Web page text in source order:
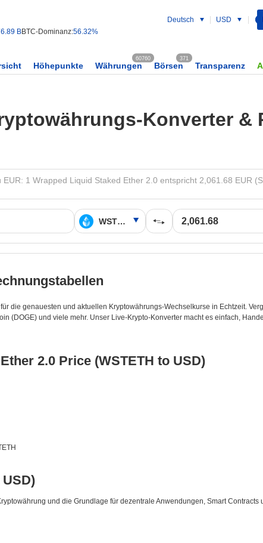
BBTC-Dominanz:56.32%
Deutsch USD
Höhepunkte Währungen
60760
Börsen
371
Transparenz
Konverter &
EUR: 1 Wrapped Liquid Staked Ether 2.0 entspricht 2,061.68 EUR
die genauesten und aktuellen Kryptowährungs-Wechselkurse in Echtzeit.
(DOGE) und viele mehr. Unser Live-Krypto-Konverter macht es einfach,
2.0 Price (WSTETH to USD)
und die Grundlage für dezentrale Anwendungen, Smart Contracts